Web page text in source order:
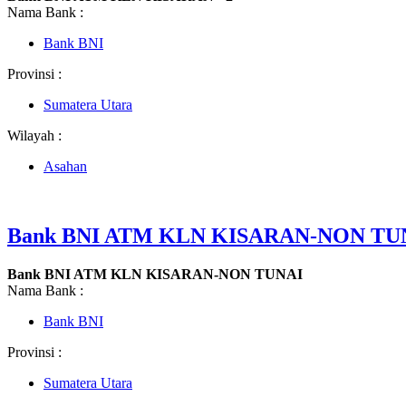
Nama Bank :
Bank BNI
Provinsi :
Sumatera Utara
Wilayah :
Asahan
Bank BNI ATM KLN KISARAN-NON
Bank BNI ATM KLN KISARAN-NON TUNAI
Nama Bank :
Bank BNI
Provinsi :
Sumatera Utara